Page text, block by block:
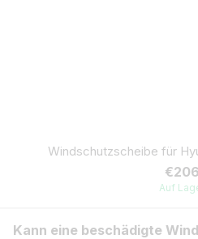
Windschutzscheibe für
€206
Auf
Kann eine beschädigte